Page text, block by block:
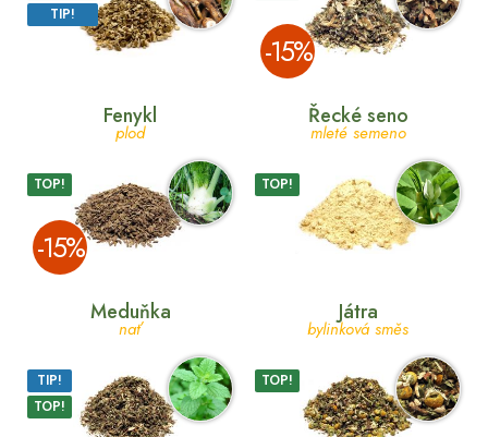
TIP!
­-15%
Fenykl
plod
TOP!
­-15%
Řecké seno
mleté semeno
TOP!
Meduňka
nať
TIP!
TOP!
Játra
bylinková směs
TOP!